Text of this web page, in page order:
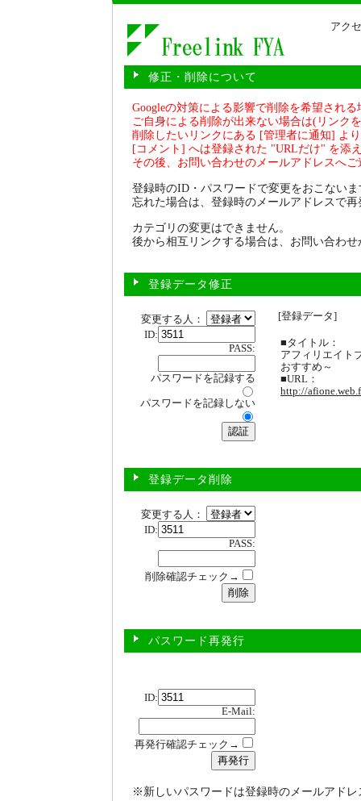
アク
修正・削除について
Googleの対策による影響で削除を希望される
ご自身による削除が出来ない場合は(リンク
削除したいリンクにある [管理者に通知] よ
[コメント] へは登録された "URLだけ" を添
その後、お問い合わせのメールアドレスへ
登録時のID・パスワードで変更をおこないま
忘れた場合は、登録時のメールアドレスで
カテゴリの変更はできません。
後から相互リンクする場合は、お問い合わ
登録データ修正
変更する人：
ID:
PASS:
パスワードを記録する
パスワードを記録しない
[登録データ]
■タイトル：
アフィリエイト
おすすめ～
■URL：
http://
登録データ削除
変更する人：
ID:
PASS:
削除確認チェック→
パスワード再発行
ID:
E-Mail:
再発行確認チェック→
※新しいパスワードは登録時のメールアドレ